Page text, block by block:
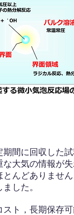
間に回収した
大気の情報が
んどありませ
した。
ト，長期保存